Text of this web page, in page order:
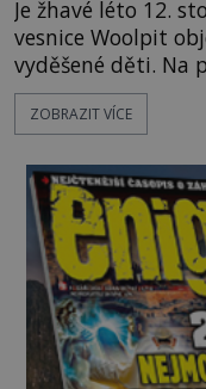
Je žhavé léto 12.
vesnice Woolpit
vyděšené děti. Na
každé jiné, až na
kůže má
kromě syrových bobů. Příběh se
jednou z
po téměř devíti
ZOBRAZIT VÍCE